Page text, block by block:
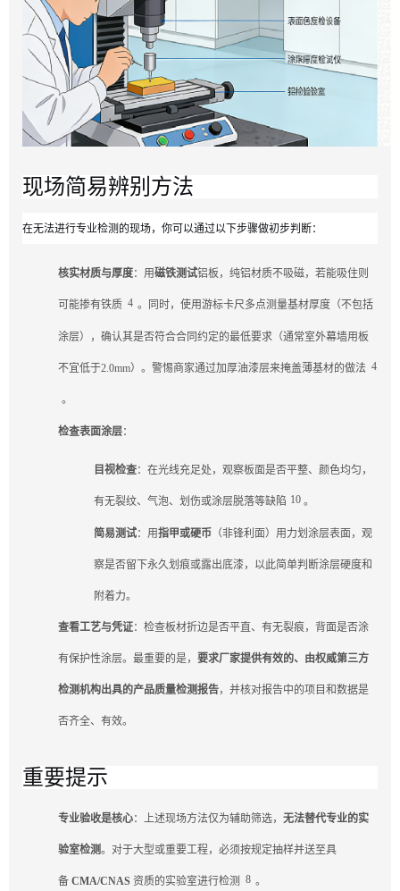
现场简易辨别方法
在无法进行专业检测的现场，你可以通过以下步骤做初步判断：
核实材质与厚度：用磁铁测试铝板，纯铝材质不吸磁，若能吸住则
可能掺有铁质 4 。同时，使用游标卡尺多点测量基材厚度（不包括
涂层），确认其是否符合合同约定的最低要求（通常室外幕墙用板
不宜低于2.0mm）。警惕商家通过加厚油漆层来掩盖薄基材的做法 4
。
检查表面涂层：
目视检查：在光线充足处，观察板面是否平整、颜色均匀，
有无裂纹、气泡、划伤或涂层脱落等缺陷 10 。
简易测试：用指甲或硬币 （非锋利面）用力划涂层表面，观
察是否留下永久划痕或露出底漆，以此简单判断涂层硬度和
附着力。
查看工艺与凭证：检查板材折边是否平直、有无裂痕，背面是否涂
有保护性涂层。最重要的是， 要求厂家提供有效的、由权威第三方
检测机构出具的产品质量检测报告，并核对报告中的项目和数据是
否齐全、有效。
重要提示
专业验收是核心：上述现场方法仅为辅助筛选， 无法替代专业的实
验室检测。对于大型或重要工程，必须按规定抽样并送至具
备 CMA/CNAS 资质的实验室进行检测 8 。